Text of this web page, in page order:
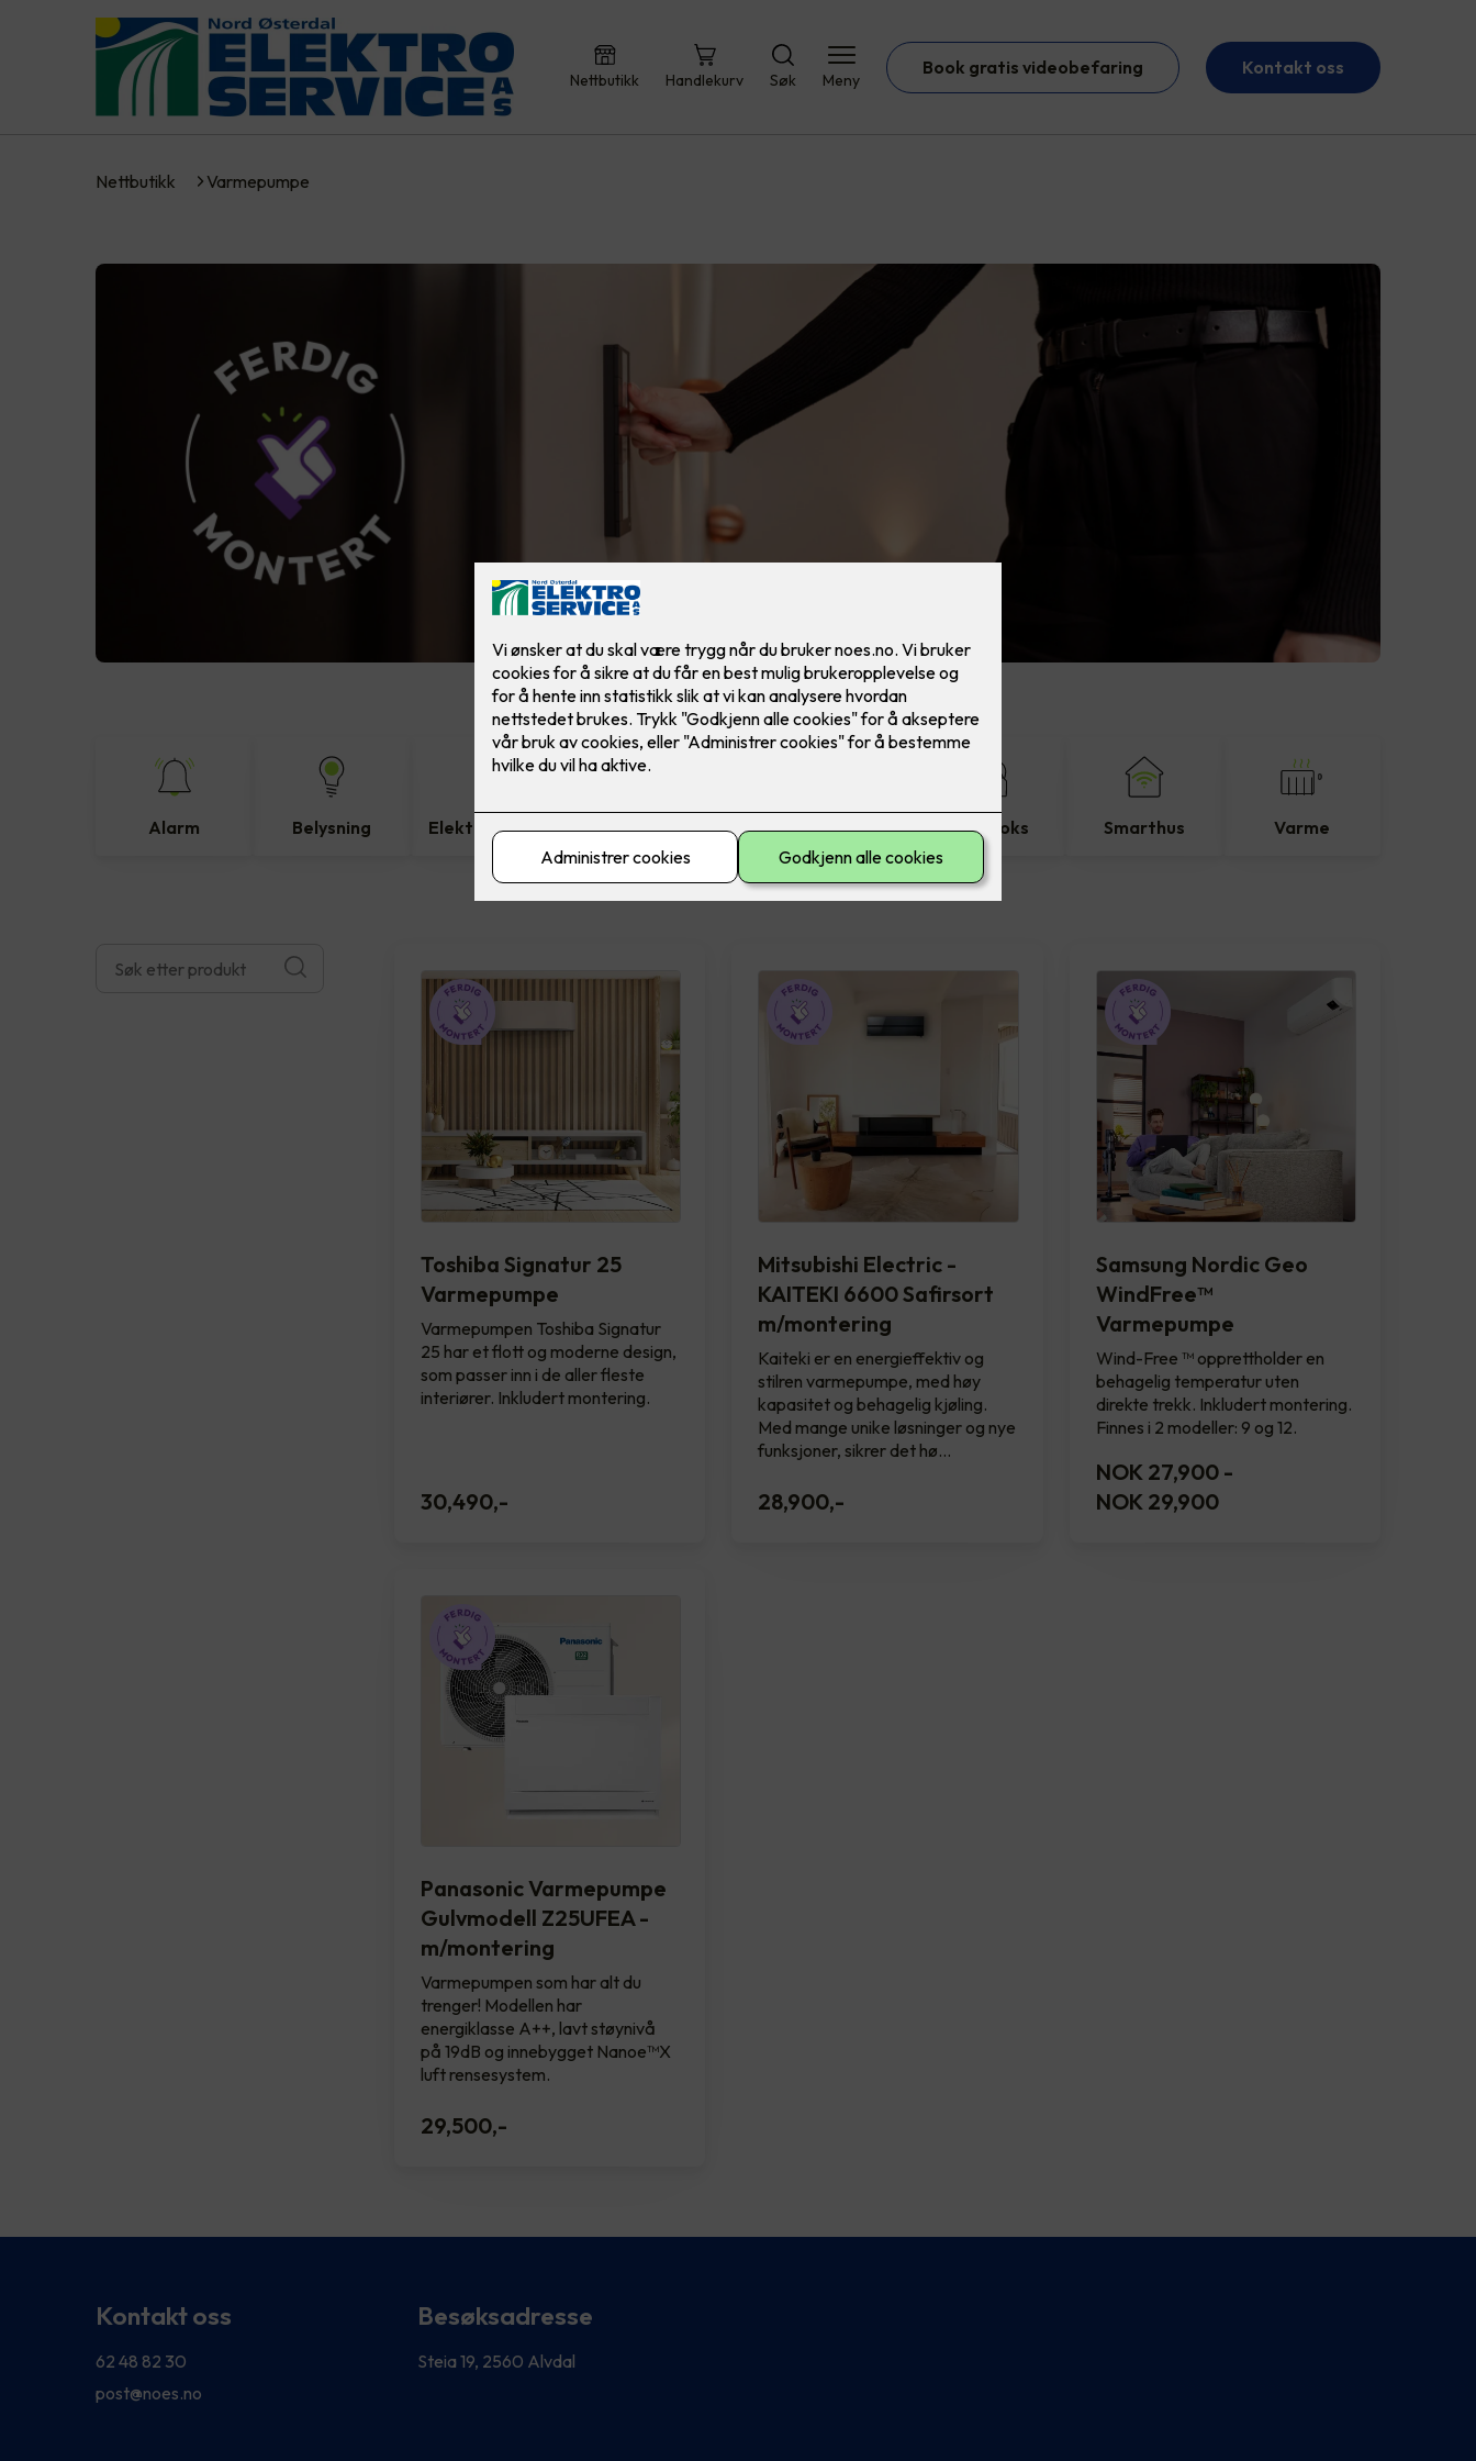
Nettbutikk Handlekurv Søk Meny
Book gratis videobefaring Kontakt oss
Nettbutikk Varmepumpe
Alarm Belysning Elektromateriell El-sikkerhet Ferdig montert Ladeboks Smarthus Varme
Toshiba Signatur 25
Varmepumpe
Varmepumpen Toshiba Signatur
25 har et flott og moderne design,
som passer inn i de aller fleste
interiører. Inkludert montering.
30,490,-
Mitsubishi Electric -
KAITEKI 6600 Safirsort
m/montering
Kaiteki er en energieffektiv og
stilren varmepumpe, med høy
kapasitet og behagelig kjøling.
Med mange unike løsninger og nye
funksjoner, sikrer det hø…
28,900,-
Samsung Nordic Geo
WindFree™️
Varmepumpe
Wind-Free ™ opprettholder en
behagelig temperatur uten
direkte trekk. Inkludert montering.
Finnes i 2 modeller: 9 og 12.
NOK 27,900-
NOK 29,900
Panasonic Varmepumpe
Gulvmodell Z25UFEA -
m/montering
Varmepumpen som har alt du
trenger! Modellen har
energiklasse A++, lavt støynivå
på 19dB og innebygget Nanoe™X
luft rensesystem.
29,500,-
Kontakt oss
62 48 82 30
post@noes.no
Besøksadresse
Steia 19, 2560 Alvdal